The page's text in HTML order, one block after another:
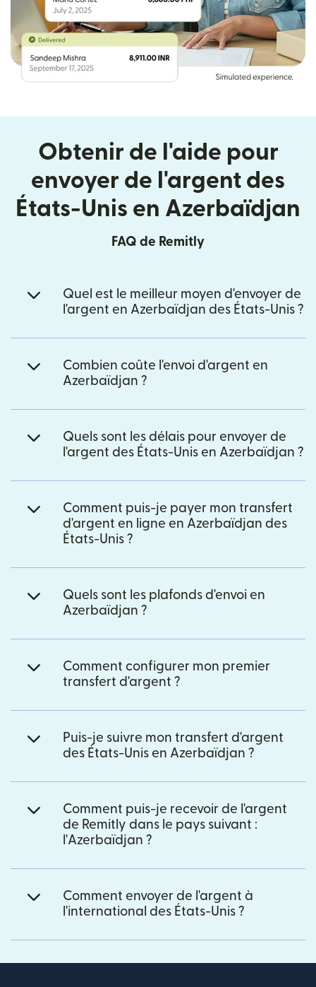
Obtenir de l'aide pour
envoyer de l'argent des
États-Unis en Azerbaïdjan
FAQ de Remitly
Quel est le meilleur moyen d'envoyer de
l'argent en Azerbaïdjan des États-Unis ?
Combien coûte l'envoi d'argent en
Azerbaïdjan ?
Quels sont les délais pour envoyer de
l'argent des États-Unis en Azerbaïdjan ?
Comment puis-je payer mon transfert
d'argent en ligne en Azerbaïdjan des
États-Unis ?
Quels sont les plafonds d'envoi en
Azerbaïdjan ?
Comment configurer mon premier
transfert d'argent ?
Puis-je suivre mon transfert d'argent
des États-Unis en Azerbaïdjan ?
Comment puis-je recevoir de l'argent
de Remitly dans le pays suivant :
l'Azerbaïdjan ?
Comment envoyer de l'argent à
l'international des États-Unis ?